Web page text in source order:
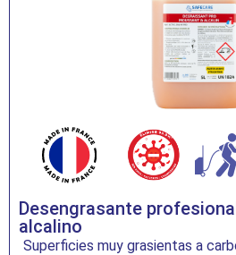
Desengrasante
alcalino
Superficies muy grasientas a